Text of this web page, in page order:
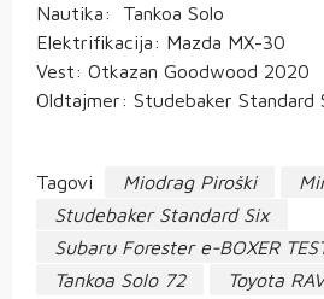
Nautika: Tankoa Solo
Elektrifikacija: Mazda MX-30
Vest: Otkazan Goodwood 2020
Oldtajmer: Studebaker Standard
Tagovi Miodrag Piroški
Studebaker Standard Six
Subaru Forester e-BOXER
Tankoa Solo 72
Toyota